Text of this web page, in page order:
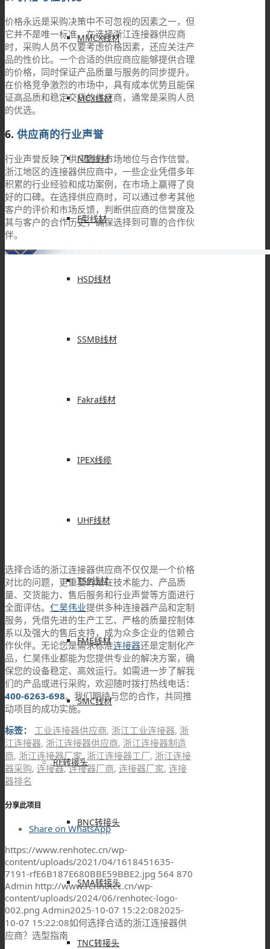
MMCX线材
MCX线材
N型线材
F型线材
HSD线材
SSMB线材
Fakra线材
IPEX线缆
UHF线材
TS9线材
FME线材
SMC线材
RF转接头
BNC转接头
SMA转接头
TNC转接头
价格永远是采购决策中不可忽视的因素之一，但
它并不是唯一标准。在选择浙江连接器供应商
时，采购人员不仅要考虑价格因素，还应关注产
品的性价比。一个合适的供应商应能够提供合理
的价格，同时保证产品质量与服务的同步提升。
在价格竞争激烈的市场中，具有成本优势且能保
证高品质和稳定交货的供应商，通常是采购人员
的优选。
6. 供应商的行业声誉
行业声誉反映了供应商的市场地位与合作信誉。
浙江地区的连接器供应商中，一些企业凭借多年
积累的行业经验和成功案例，在市场上赢得了良
好的口碑。在选择供应商时，可以通过参考其他
客户的评价和市场反馈，判断供应商的信誉度及
其与客户的合作历史，确保选择到可靠的合作伙
伴。
选择合适的浙江连接器供应商不仅仅是一个价格
对比的问题，更重要的是在技术能力、产品质
量、交货能力、售后服务和行业声誉等方面进行
全面评估。 仁昊伟业提供多种连接器产品和定制
服务，凭借先进的生产工艺、严格的质量控制体
系以及强大的售后支持，成为众多企业的信赖合
作伙伴。无论您是需求标准连接器还是定制化产
品，仁昊伟业都能为您提供专业的解决方案，确
保您的设备稳定、高效运行。如需进一步了解我
们的产品或进行采购，欢迎随时拨打热线电话：
400-6263-698。我们期待与您的合作，共同推
动项目的成功实施。
标签：
工业连接器供应商, 浙江工业连接器, 浙
江连接器, 浙江连接器供应商, 浙江连接器制造
商, 浙江连接器厂家, 浙江连接器工厂, 浙江连接
器采购, 连接器,连接器厂商, 连接器厂家, 连接
器排名
分享此项目
Share on WhatsApp
https://www.renhotec.cn/wp-
content/uploads/2021/04/1618451635-
7191-rfE6B187E680BBE59BBE2.jpg 564 870
Admin http://www.renhotec.cn/wp-
content/uploads/2024/06/renhotec-logo-
002.png Admin2025-10-07 15:22:082025-
10-07 15:22:08如何选择合适的浙江连接器供
应商？选型指南